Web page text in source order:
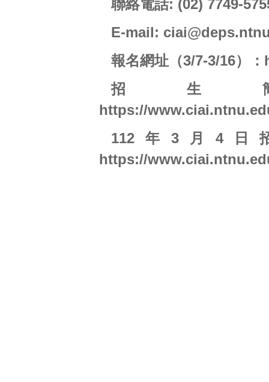
聯絡電話: (02) 7749-
E-mail:
報名網址（3/7-3/16）：
招生
https://
112年3月4日
https://